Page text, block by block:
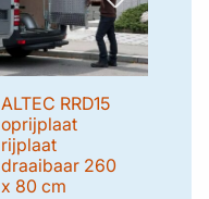
ALTEC RRD15
oprijplaat
rijplaat
draaibaar 260
x 80 cm